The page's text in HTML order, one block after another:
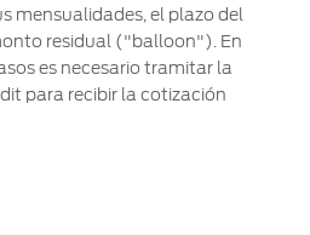
mensualidades, el plazo del
residual ("balloon"). En
es necesario tramitar la
para recibir la cotización